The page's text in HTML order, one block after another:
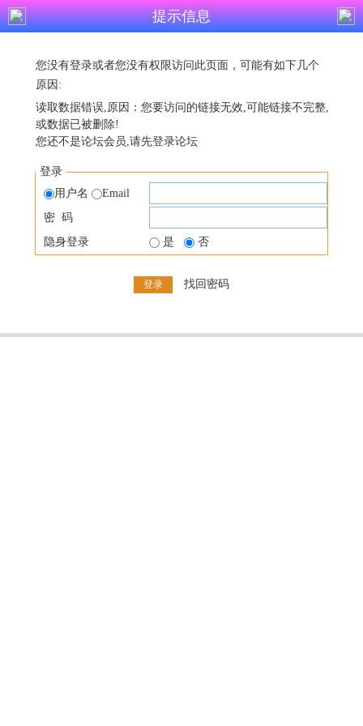
提示信息
您没有登录或者您没有权限访问此页面，可能有如下几个
原因:
读取数据错误,原因：您要访问的链接无效,可能链接不完整,
或数据已被删除!
您还不是论坛会员,请先登录论坛
登录
用户名
Email
密 码
隐身登录
是 否
找回密码